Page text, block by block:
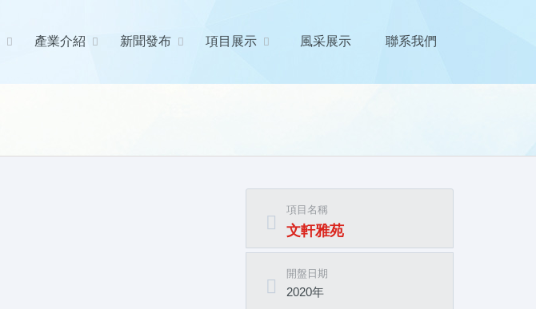
產業介紹 新聞發布 項目展示 風采展示 聯系我們
項目名稱
文軒雅苑
開盤日期
2020年